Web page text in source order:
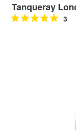
Tanqueray
3